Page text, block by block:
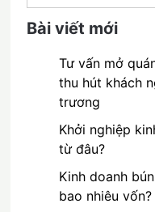
Bài viết mới
Tư vấn mở
thu hút khách
trương
Khởi nghiệp
từ đâu?
Kinh doanh
bao nhiêu vốn?